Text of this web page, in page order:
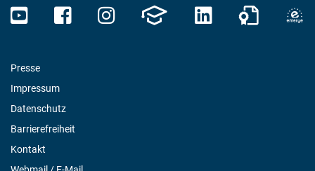
Presse
Impressum
Datenschutz
Barrierefreiheit
Kontakt